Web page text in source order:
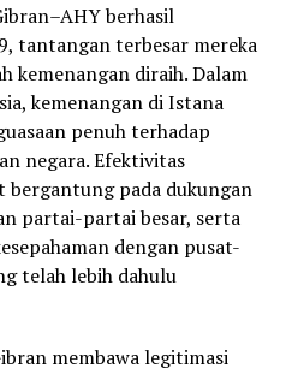
berhasil
tantangan terbesar mereka
kemenangan diraih. Dalam
kemenangan di Istana
penuh terhadap
negara. Efektivitas
pada dukungan
partai-partai besar, serta
dengan pusat-
telah lebih dahulu
membawa legitimasi